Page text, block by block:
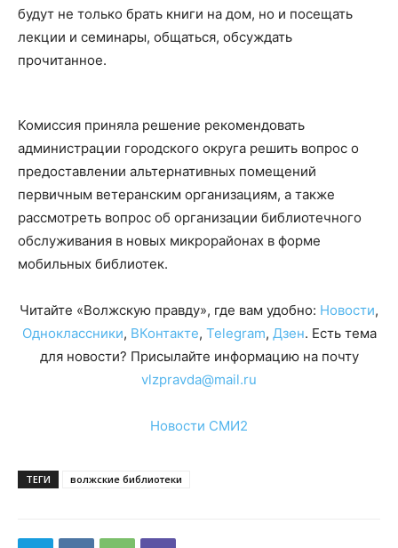
будут не только брать книги на дом, но и посещать
лекции и семинары, общаться, обсуждать
прочитанное.
Комиссия приняла решение рекомендовать
администрации городского округа решить вопрос о
предоставлении альтернативных помещений
первичным ветеранским организациям, а также
рассмотреть вопрос об организации библиотечного
обслуживания в новых микрорайонах в форме
мобильных библиотек.
Читайте «Волжскую правду», где вам удобно: Новости,
Одноклассники, ВКонтакте, Telegram, Дзен. Есть тема
для новости? Присылайте информацию на почту
vlzpravda@mail.ru
Новости СМИ2
ТЕГИ волжские библиотеки